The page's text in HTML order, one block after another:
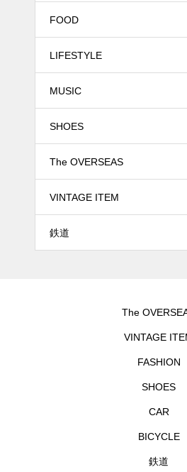
FOOD
LIFESTYLE
MUSIC
SHOES
The OVERSEAS
VINTAGE ITEM
鉄道
The
VINTAGE
FASHION
SHOES
CAR
BICYCLE
鉄道